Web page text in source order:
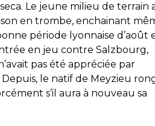
Le jeune milieu de terrain
en trombe, enchainant
période lyonnaise d’août
en jeu contre Salzbourg,
pas été appréciée par
Depuis, le natif de Meyzieu
s’il aura à nouveau sa